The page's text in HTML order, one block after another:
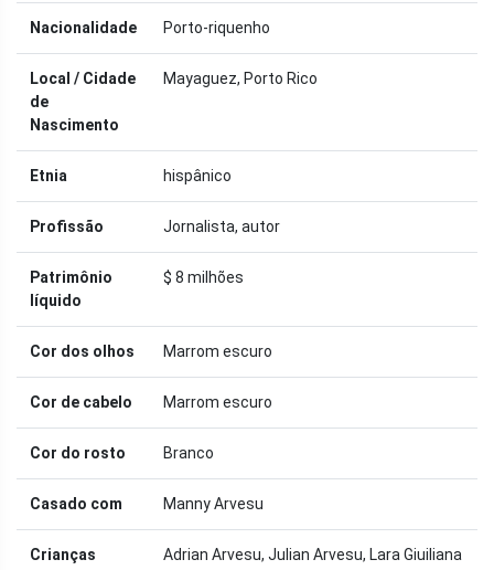
Nacionalidade Porto-riquenho
Local / Cidade
de
Nascimento
Mayaguez, Porto Rico
Etnia hispânico
Profissão Jornalista, autor
Patrimônio
líquido
$ 8 milhões
Cor dos olhos Marrom escuro
Cor de cabelo Marrom escuro
Cor do rosto Branco
Casado com Manny Arvesu
Crianças
Adrian Arvesu, Julian Arvesu, Lara Giuiliana